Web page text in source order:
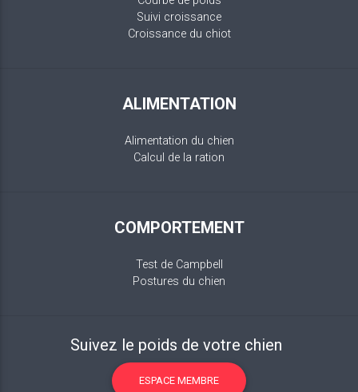
Suivi croissance
Croissance du chiot
ALIMENTATION
Alimentation du chien
Calcul de la ration
COMPORTEMENT
Test de Campbell
Postures du chien
Suivez le poids de votre chien
ESPACE MEMBRE